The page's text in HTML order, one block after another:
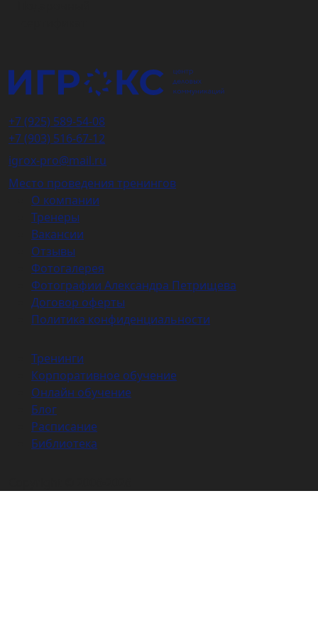
+7 (925) 589-54-08
+7 (903) 516-67-12
igrox-pro@mail.ru
Место проведения тренингов
О компании
Тренеры
Вакансии
Отзывы
Фотогалерея
Фотографии Александра Петрищева
Договор оферты
Политика конфиденциальности
Тренинги
Корпоративное обучение
Онлайн обучение
Блог
Расписание
Библиотека